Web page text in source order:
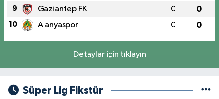
9 Gaziantep FK 0 0
10 Alanyaspor 0 0
Detaylar için tıklayın
Süper Lig Fikstür